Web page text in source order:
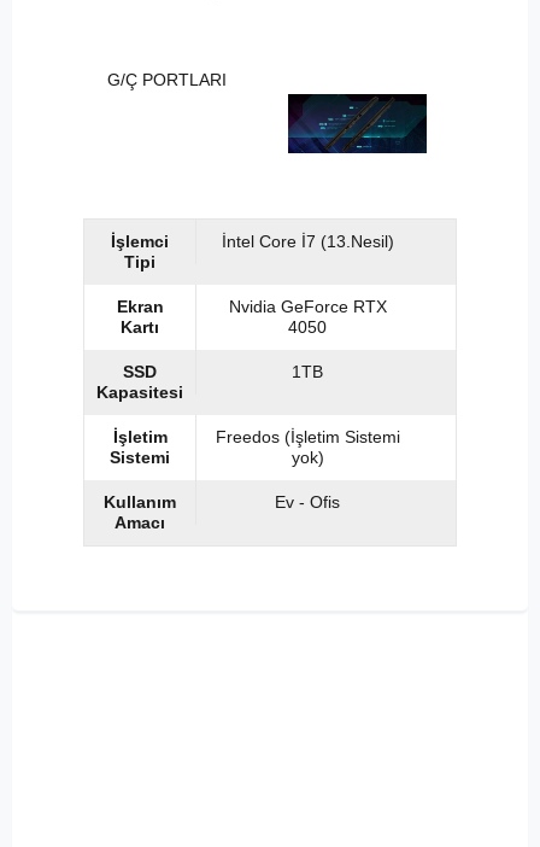
G/Ç PORTLARI
İşlemci
Tipi
İntel Core İ7 (13.Nesil)
Ekran
Kartı
Nvidia GeForce RTX
4050
SSD
Kapasitesi
1TB
İşletim
Sistemi
Freedos (İşletim Sistemi
yok)
Kullanım
Amacı
Ev - Ofis